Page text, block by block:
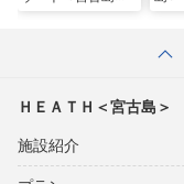
ＨＥＡＴＨ＜宮古島＞
施設紹介